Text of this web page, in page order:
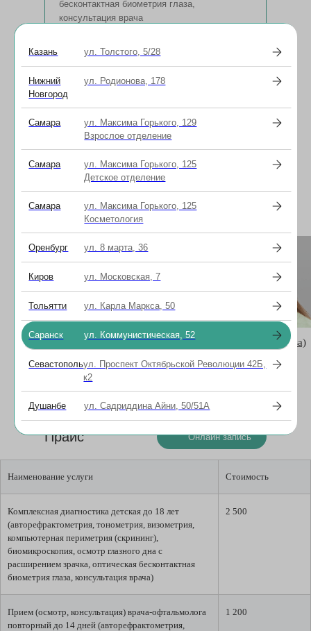
бесконтактная биометрия глаза,
консультация врача
Специалисты
В нашей клинике работают
высококвалифицированные специалисты
с многолетним медицинским стажем, среди
которых есть врачи высшей категории и кандидаты
медицинских наук.
Задать вопрос
Неясова Ирина Геннадьевна
Врач-офтальмолог, кандидат
медицинских наук
Лакштанкина (Карпова)
Прайс Онлайн запись
Наименование услуги Стоимость
Комплексная диагностика детская до 18 лет
(авторефрактометрия, тонометрия, визометрия,
компьютерная периметрия (скрининг),
биомикроскопия, осмотр глазного дна с
расширением зрачка, оптическая бесконтактная
биометрия глаза, консультация врача)
2 500
Прием (осмотр, консультация) врача-офтальмолога
повторный до 14 дней (авторефрактометрия,
1 200
Казань ул. Толстого, 5/28
Нижний
Новгород
ул. Родионова, 178
Самара
ул. Максима Горького, 129
Взрослое отделение
Самара
ул. Максима Горького, 125
Детское отделение
Самара
ул. Максима Горького, 125
Косметология
Оренбург ул. 8 марта, 36
Киров ул. Московская, 7
Тольятти ул. Карла Маркса, 50
Саранск ул. Коммунистическая, 52
Севастопольул. Проспект Октябрьской Революции 42Б,
к2
Душанбе ул. Садриддина Айни, 50/51А